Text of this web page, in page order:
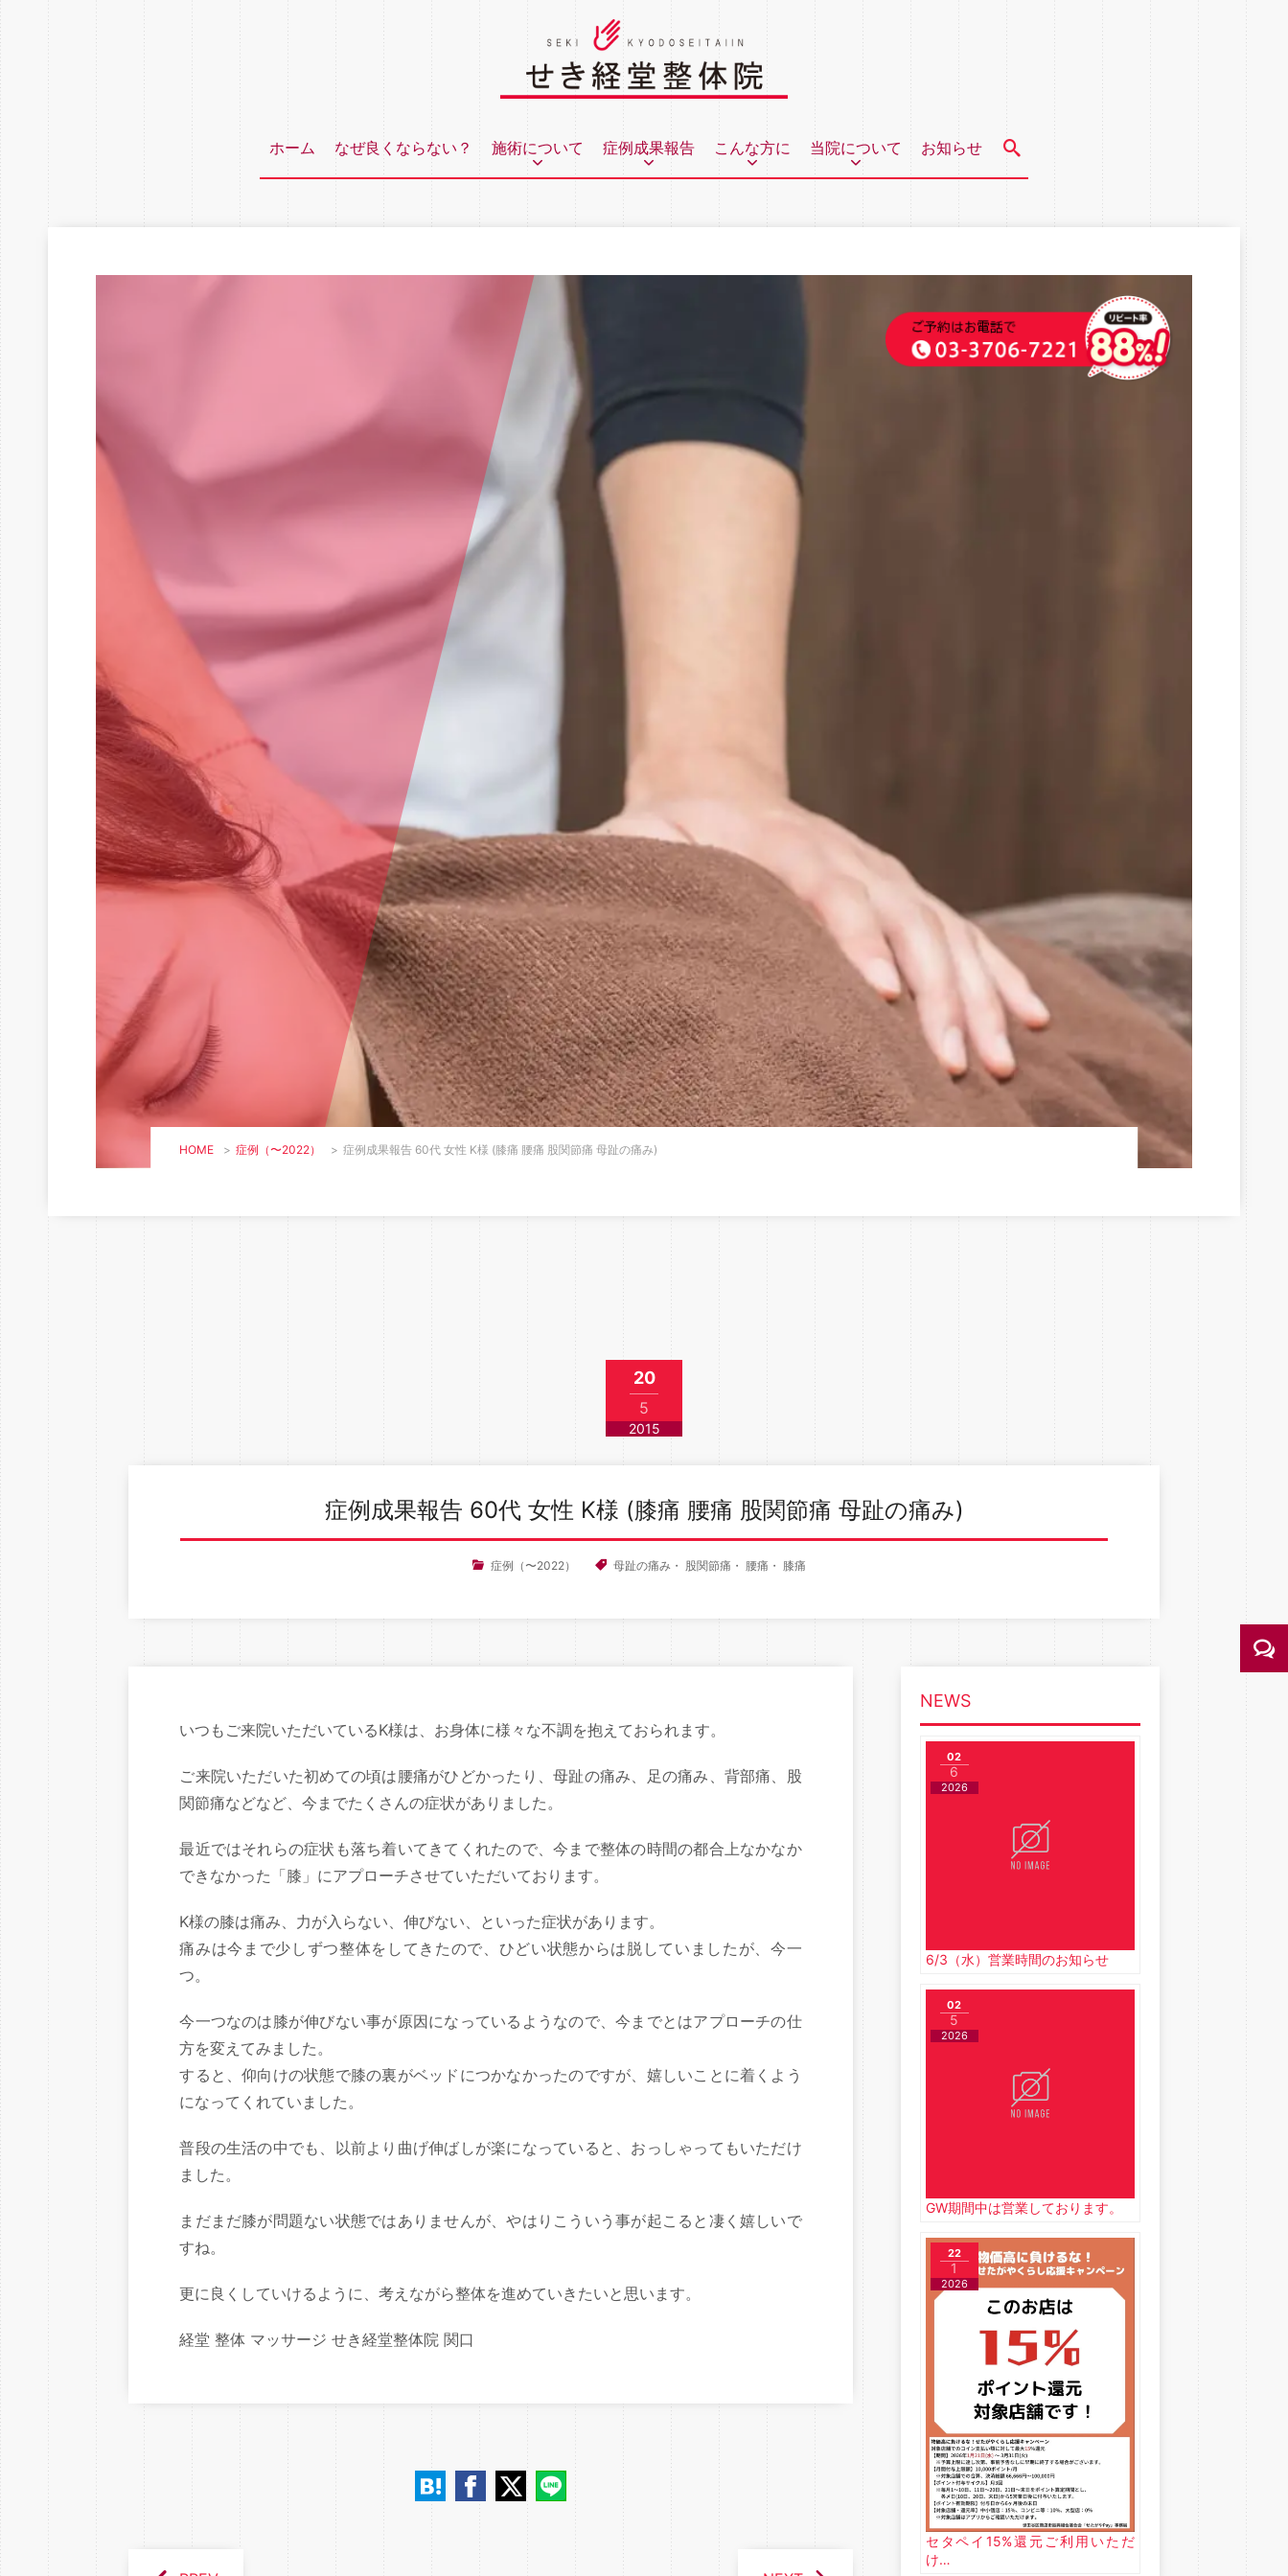
ホーム なぜ良くならない？ 施術について 症例成果報告 こんな方に 当院について お知らせ
HOME > 症例（〜2022） > 症例成果報告 60代 女性 K様 (膝痛 腰痛 股関節痛 母趾の痛み)
20
5
2015
症例成果報告 60代 女性 K様 (膝痛 腰痛 股関節痛 母趾の痛み)
症例（〜2022） 母趾の痛み ・ 股関節痛 ・ 腰痛 ・ 膝痛
いつもご来院いただいているK様は、お身体に様々な不調を抱えておられます。
ご来院いただいた初めての頃は腰痛がひどかったり、母趾の痛み、足の痛み、背部痛、股
関節痛などなど、今までたくさんの症状がありました。
最近ではそれらの症状も落ち着いてきてくれたので、今まで整体の時間の都合上なかなか
できなかった「膝」にアプローチさせていただいております。
K様の膝は痛み、力が入らない、伸びない、といった症状があります。
痛みは今まで少しずつ整体をしてきたので、ひどい状態からは脱していましたが、今一
つ。
今一つなのは膝が伸びない事が原因になっているようなので、今までとはアプローチの仕
方を変えてみました。
すると、仰向けの状態で膝の裏がベッドにつかなかったのですが、嬉しいことに着くよう
になってくれていました。
普段の生活の中でも、以前より曲げ伸ばしが楽になっていると、おっしゃってもいただけ
ました。
まだまだ膝が問題ない状態ではありませんが、やはりこういう事が起こると凄く嬉しいで
すね。
更に良くしていけるように、考えながら整体を進めていきたいと思います。
経堂 整体 マッサージ せき経堂整体院 関口
NEWS
6/3（水）営業時間のお知らせ
02
6
2026
GW期間中は営業しております。
02
5
2026
セタペイ15%還元ご利用いただ
け…
22
1
2026